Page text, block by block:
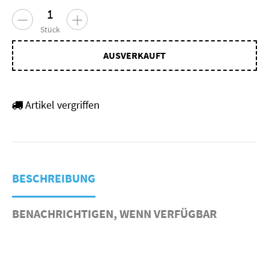
Stück
AUSVERKAUFT
Artikel vergriffen
BESCHREIBUNG
BENACHRICHTIGEN, WENN VERFÜGBAR